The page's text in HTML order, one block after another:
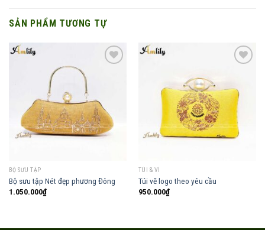
SẢN PHẨM TƯƠNG TỰ
wishlist
BỘ SƯU TẬP
Bộ sưu tập Nét đẹp phương Đông
1.050.000₫
Add to
wishlist
TÚI & VÍ
Túi vẽ logo theo yêu cầu
950.000₫